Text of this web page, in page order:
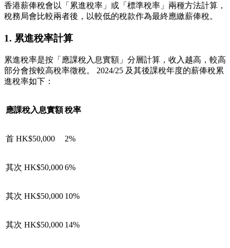
香港薪俸稅會以「累進稅率」或「標準稅率」兩種方法計算，
稅務局會比較兩者後，以較低的稅款作為最終應繳薪俸稅。
1. 累進稅率計算
累進稅率是按「應課稅入息實額」分層計算，收入越高，較高
部分會按較高稅率徵稅。 2024/25 及其後課稅年度的薪俸稅累
進稅率如下：
應課稅入息實額稅率
首 HK$50,000 2%
其次 HK$50,0006%
其次 HK$50,000 10%
其次 HK$50,000 14%